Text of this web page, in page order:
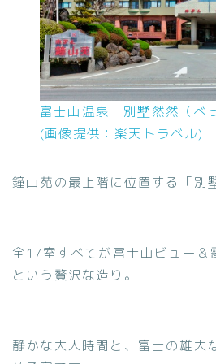
富士山温泉 別墅然然（べ
(画像提供：楽天トラベル)
鐘山苑の最上階に位置する「別
全17室すべてが富士山ビュー＆
という贅沢な造り。
静かな大人時間と、富士の雄大